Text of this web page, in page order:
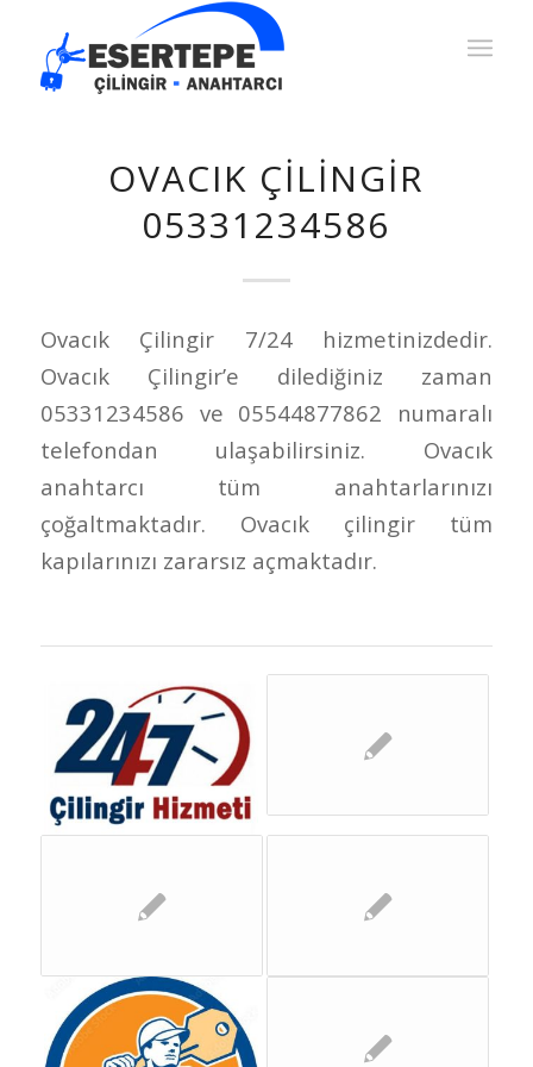
OVACIK ÇILINGIR
05331234586
Ovacık Çilingir 7/24 hizmetinizdedir.
Ovacık Çilingir’e dilediğiniz zaman
05331234586 ve 05544877862 numaralı
telefondan ulaşabilirsiniz. Ovacık
anahtarcı tüm anahtarlarınızı
çoğaltmaktadır. Ovacık çilingir tüm
kapılarınızı zararsız açmaktadır.